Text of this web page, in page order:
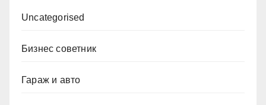
Uncategorised
Бизнес советник
Гараж и авто